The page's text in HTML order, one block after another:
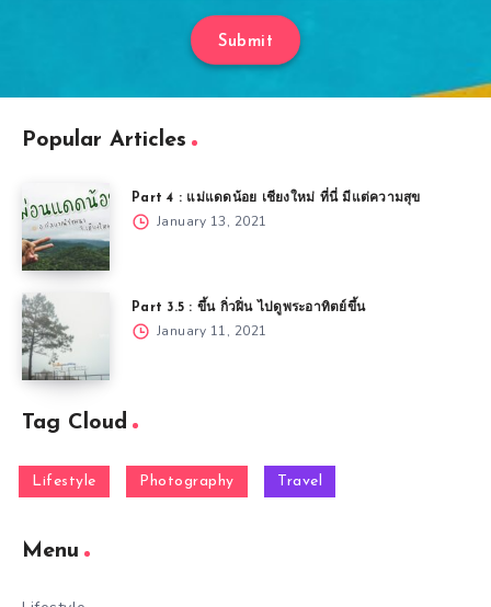
Submit
Popular Articles
Part 4 : แม่แดดน้อย เชียงใหม่ ที่นี่ มีแต่ความสุข
January 13, 2021
Part 3.5 : ขึ้น กิ่วฝิ่น ไปดูพระอาทิตย์ขึ้น
January 11, 2021
Tag Cloud
Lifestyle Photography Travel
Menu